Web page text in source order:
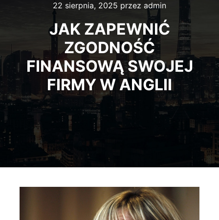
22 sierpnia, 2025 przez admin
JAK ZAPEWNIĆ
ZGODNOŚĆ
FINANSOWĄ SWOJEJ
FIRMY W ANGLII